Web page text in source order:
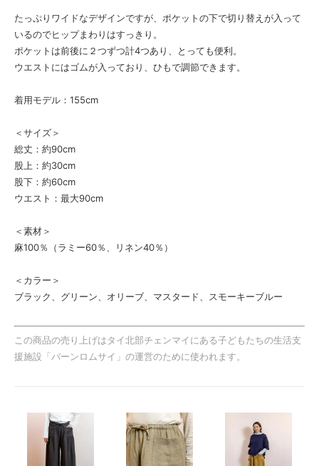
たっぷりワイドなデザインですが、ポケットの下で切り替えが入って
いるのでヒップまわりはすっきり。
ポケットは前後に２つずつ計4つあり、とっても便利。
ウエストにはゴムが入っており、ひもで調節できます。
着用モデル：155cm
＜サイズ＞
総丈：約90cm
股上：約30cm
股下：約60cm
ウエスト：最大90cm
＜素材＞
麻100％（ラミー60％、リネン40％）
＜カラー＞
ブラック、グリーン、オリーブ、マスタード、スモーキーブルー
この商品の売り上げはタイ北部チェンマイにある子どもたちの生活支
援施設「バーンロムサイ」の運営のために使われます。